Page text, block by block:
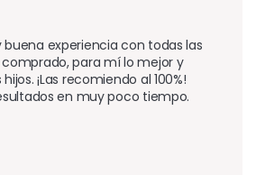
experiencia con todas las
para mí lo mejor y
¡Las recomiendo al 100%!
en muy poco tiempo.